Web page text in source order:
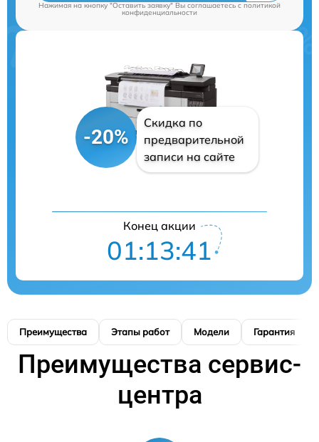
Нажимая на кнопку "Оставить заявку" Вы соглашаетесь cполитикой
конфиденциальности
-20%
Скидка по
предварительной
записи на сайте
Конец акции
01:13:40
Преимущества Этапы работ Модели Гарантия
Преимущества сервис-
центра